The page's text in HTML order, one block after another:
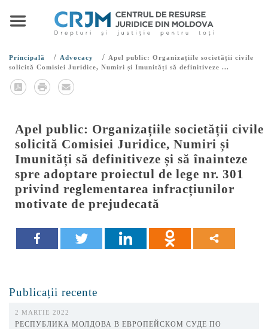
Principală / Advocacy / Apel public: Organizațiile societății civile
solicită Comisiei Juridice, Numiri și Imunități să definitiveze ...
Apel public: Organizațiile societății civile
solicită Comisiei Juridice, Numiri și
Imunități să definitiveze și să înainteze
spre adoptare proiectul de lege nr. 301
privind reglementarea infracțiunilor
motivate de prejudecată
Publicații recente
2 MARTIE 2022
РЕСПУБЛИКА МОЛДОВА В ЕВРОПЕЙСКОМ СУДЕ ПО